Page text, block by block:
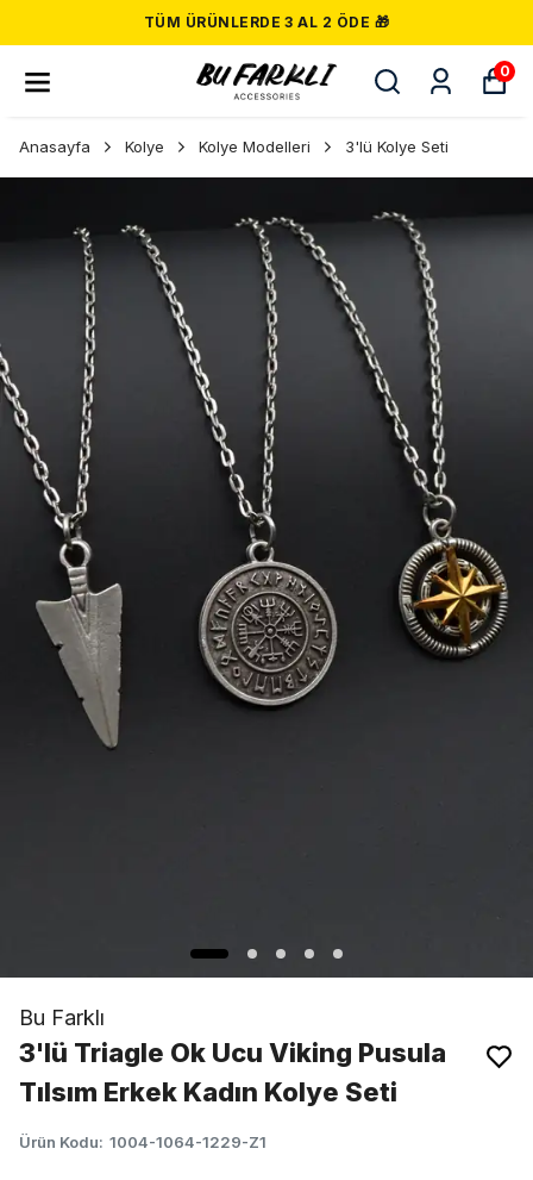
TÜM ÜRÜNLERDE 3 AL 2 ÖDE 🎁
0
Anasayfa Kolye Kolye Modelleri 3'lü Kolye Seti
Bu Farklı
3'lü Triagle Ok Ucu Viking Pusula
Tılsım Erkek Kadın Kolye Seti
Ürün Kodu: 1004-1064-1229-Z1